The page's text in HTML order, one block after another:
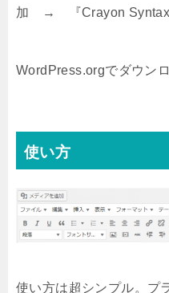
加 → 『Crayon Syntax
WordPress.orgでダウン
使い方
使い方は超シンプル。プ